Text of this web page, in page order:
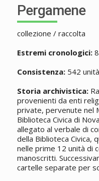
Pergamene
collezione / raccolta
Estremi cronologici:
Consistenza:542
Storia archivistica:
provenienti da enti
private, pervenute nel
Biblioteca Civica di
allegato al verbale di
della Biblioteca Civica,
nelle prime 12 unità di
manoscritti.
cartelle separate per